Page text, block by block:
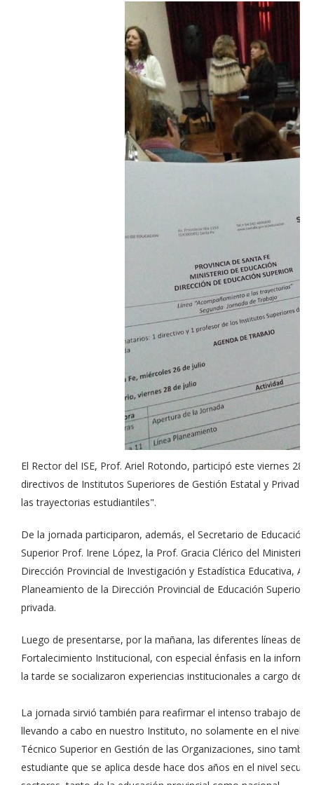
El Rector del ISE, Prof. Ariel Rotondo, participó este viernes 28
directivos de Institutos Superiores de Gestión Estatal y
las trayectorias estudiantiles".
De la jornada participaron, además, el Secretario de
Superior Prof. Irene López, la Prof. Gracia Clérico del
Dirección Provincial de Investigación y Estadística Educativa,
Planeamiento de la Dirección Provincial de Educación
privada.
Luego de presentarse, por la mañana, las diferentes líneas de
Fortalecimiento Institucional, con especial énfasis en la
la tarde se socializaron experiencias institucionales a cargo de
La jornada sirvió también para reafirmar el intenso trabajo de
llevando a cabo en nuestro Instituto, no solamente en el nivel
Técnico Superior en Gestión de las Organizaciones, sino
estudiante que se aplica desde hace dos años en el nivel